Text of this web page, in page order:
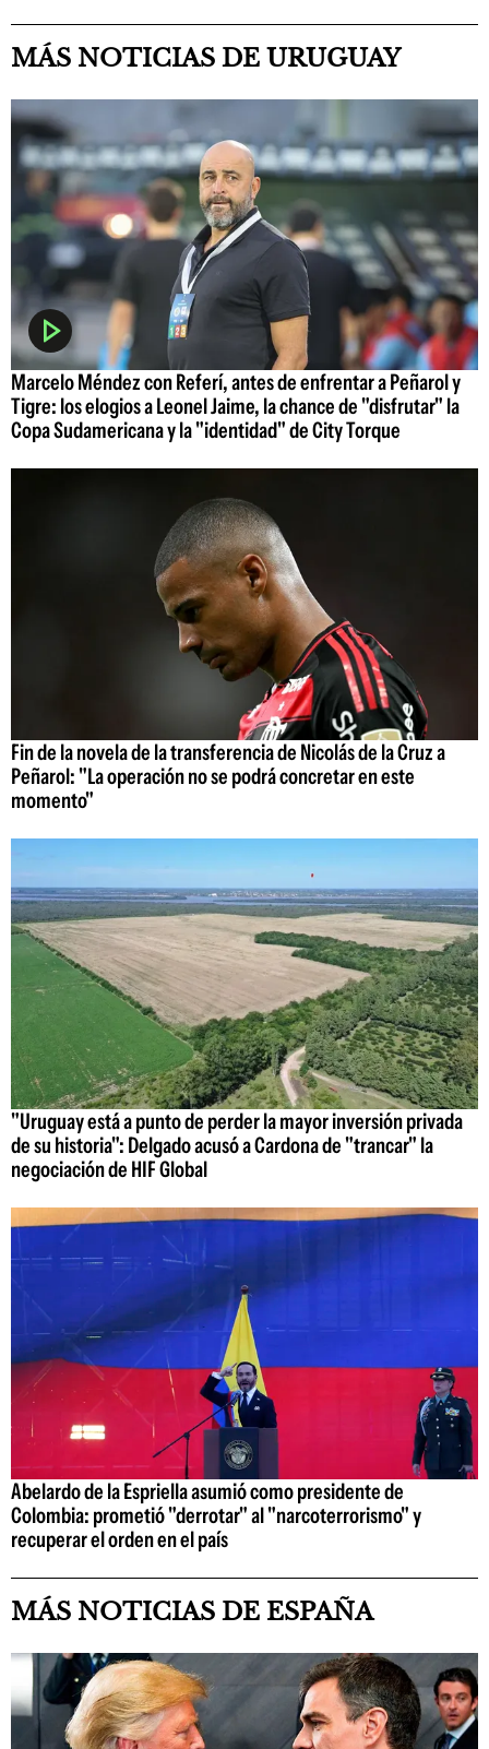
MÁS NOTICIAS DE URUGUAY
Marcelo Méndez con Referí, antes de enfrentar a Peñarol y
Tigre: los elogios a Leonel Jaime, la chance de "disfrutar" la
Copa Sudamericana y la "identidad" de City Torque
Fin de la novela de la transferencia de Nicolás de la Cruz a
Peñarol: "La operación no se podrá concretar en este
momento"
"Uruguay está a punto de perder la mayor inversión privada
de su historia": Delgado acusó a Cardona de "trancar" la
negociación de HIF Global
Abelardo de la Espriella asumió como presidente de
Colombia: prometió "derrotar" al "narcoterrorismo" y
recuperar el orden en el país
MÁS NOTICIAS DE ESPAÑA